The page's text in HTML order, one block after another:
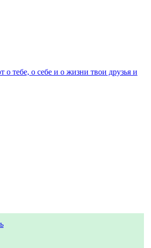
о тебе, о себе и о жизни твои друзья и